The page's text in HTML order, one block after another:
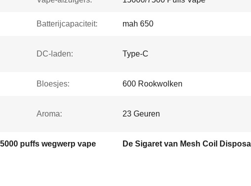
Batterijcapaciteit: mah 650
DC-laden: Type-C
Bloesjes: 600 Rookwolken
Aroma: 23 Geuren
puffs wegwerp vape